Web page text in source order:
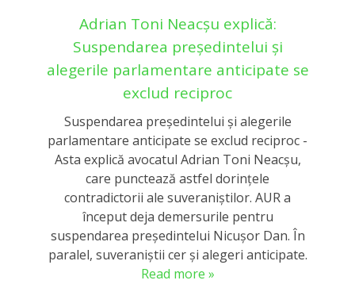
Adrian Toni Neacșu explică:
Suspendarea președintelui și
alegerile parlamentare anticipate se
exclud reciproc
Suspendarea președintelui și alegerile
parlamentare anticipate se exclud reciproc -
Asta explică avocatul Adrian Toni Neacșu,
care punctează astfel dorințele
contradictorii ale suveraniștilor. AUR a
început deja demersurile pentru
suspendarea președintelui Nicușor Dan. În
paralel, suveraniștii cer și alegeri anticipate.
Read more »